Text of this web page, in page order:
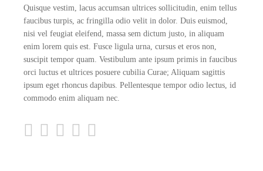
Quisque vestim, lacus accumsan ultrices sollicitudin, enim tellus
faucibus turpis, ac fringilla odio velit in dolor. Duis euismod,
nisi vel feugiat eleifend, massa sem dictum justo, in aliquam
enim lorem quis est. Fusce ligula urna, cursus et eros non,
suscipit tempor quam. Vestibulum ante ipsum primis in faucibus
orci luctus et ultrices posuere cubilia Curae; Aliquam sagittis
ipsum eget rhoncus dapibus. Pellentesque tempor odio lectus, id
commodo enim aliquam nec.